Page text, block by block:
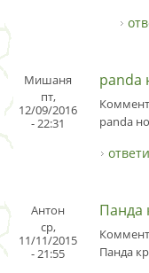
Мишаня
пт,
12/09/2016
- 22:31
panda
panda
Антон
ср,
11/11/2015
- 21:55
Панда
Панда